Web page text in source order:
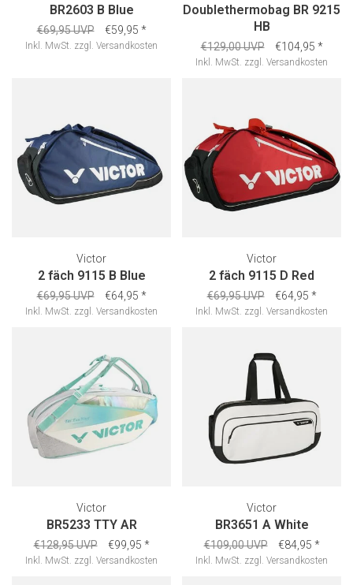
BR2603 B Blue
€69,95 UVP €59,95 *
Inkl. MwSt. zzgl. Versandkosten
Doublethermobag BR 9215
HB
€129,00 UVP €104,95 *
Inkl. MwSt. zzgl. Versandkosten
Victor
2 fäch 9115 B Blue
€69,95 UVP €64,95 *
Inkl. MwSt. zzgl. Versandkosten
Victor
2 fäch 9115 D Red
€69,95 UVP €64,95 *
Inkl. MwSt. zzgl. Versandkosten
Victor
BR5233 TTY AR
€128,95 UVP €99,95 *
Inkl. MwSt. zzgl. Versandkosten
Victor
BR3651 A White
€109,00 UVP €84,95 *
Inkl. MwSt. zzgl. Versandkosten